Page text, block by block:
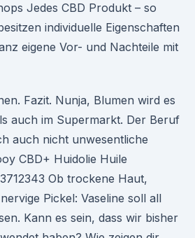
Jedes CBD Produkt – so
individuelle Eigenschaften
eigene Vor- und Nachteile mit
Fazit. Nunja, Blumen wird es
auch im Supermarkt. Der Beruf
auch nicht unwesentliche
CBD+ Huidolie Huile
Ob trockene Haut,
Pickel: Vaseline soll all
Kann es sein, dass wir bisher